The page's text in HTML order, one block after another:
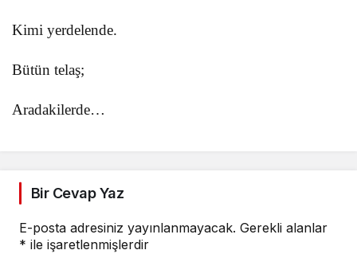
Kimi yerdelende.
Bütün telaş;
Aradakilerde…
Bir Cevap Yaz
E-posta adresiniz yayınlanmayacak. Gerekli alanlar
* ile işaretlenmişlerdir